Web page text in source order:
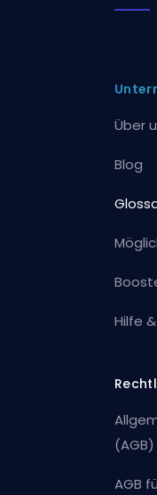
Über
Blog
Hilfe
(AGB)
AGB